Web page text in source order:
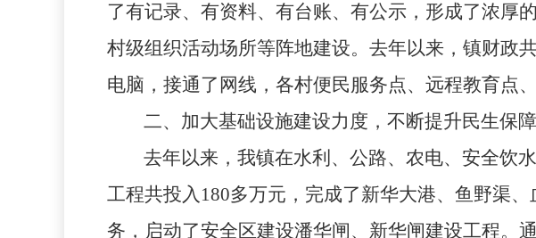
了有记录、有资料、有台账、有公示，形成了浓厚
村级组织活动场所等阵地建设。去年以来，镇财政
电脑，接通了网线，各村便民服务点、远程教育点
二、加大基础设施建设力度，不断提升民生保
去年以来，我镇在水利、公路、农电、安全饮
工程共投入 180多万元，完成了新华大港、鱼野渠
务，启动了安全区建设潘华闸、新华闸建设工程。